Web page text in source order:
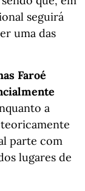
seguirá
uma das
Faroé
a
parte com
lugares de